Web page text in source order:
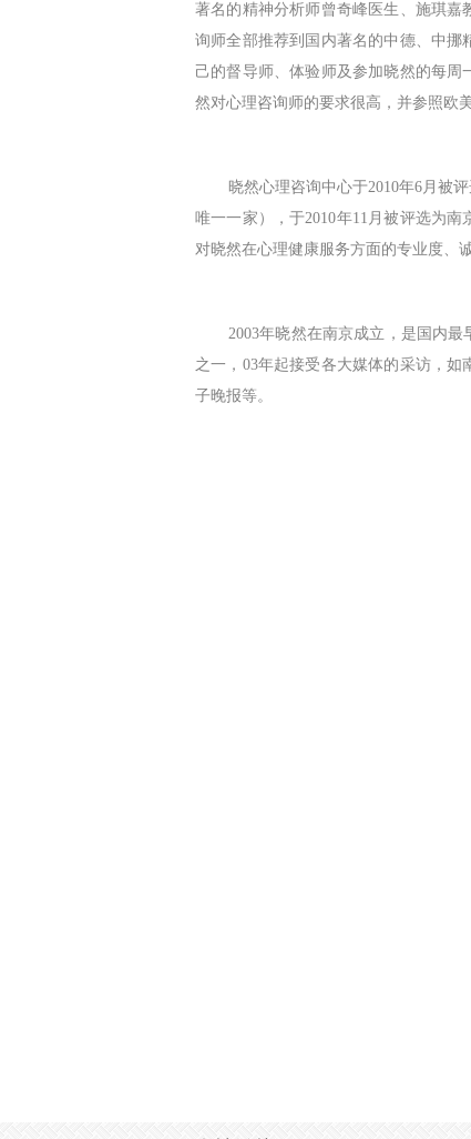
著名的精神分析师曾奇峰医生、 施琪嘉
询师全部推荐到国内著名的中德、中挪
己的督导师、体验师及参加晓然的每
然对心理咨询师的要求很高，并参照欧
晓然心理咨询中心于2010年6月被
唯一一家），于2010年11 月被评选为南
对晓然在心理健康服务方面的专业度、
2003年晓然在南京成立，是国内最
之一， 03年起接受各大媒体的采访，如
子晚报等。